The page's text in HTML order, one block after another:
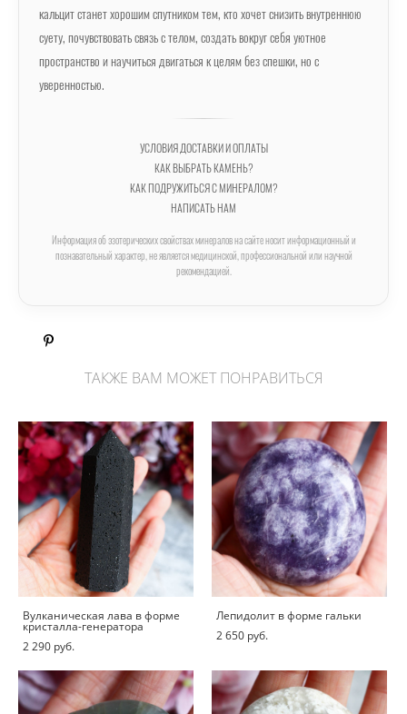
кальцит станет хорошим спутником тем, кто хочет снизить внутреннюю
суету, почувствовать связь с телом, создать вокруг себя уютное
пространство и научиться двигаться к целям без спешки, но с
уверенностью.
УСЛОВИЯ ДОСТАВКИ И ОПЛАТЫ
КАК ВЫБРАТЬ КАМЕНЬ?
КАК ПОДРУЖИТЬСЯ С МИНЕРАЛОМ?
НАПИСАТЬ НАМ
Информация об эзотерических свойствах минералов на сайте носит информационный и
познавательный характер, не является медицинской, профессиональной или научной
рекомендацией.
ТАКЖЕ ВАМ МОЖЕТ ПОНРАВИТЬСЯ
Вулканическая лава в форме
кристалла-генератора
2 290 pуб.
Лепидолит в форме гальки
2 650 pуб.